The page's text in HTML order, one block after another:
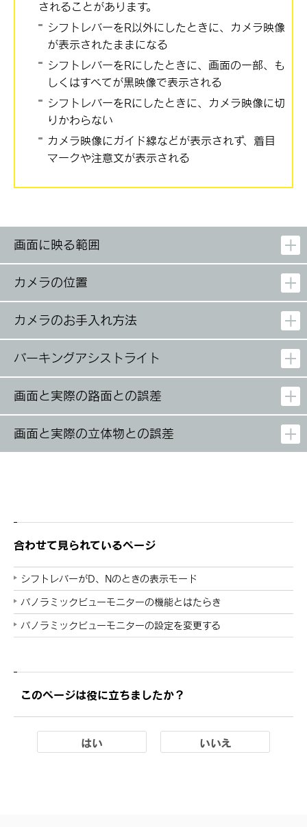
されることがあります。
シフトレバーをR以外にしたときに、カメラ映像
が表示されたままになる
シフトレバーをRにしたときに、画面の一部、も
しくはすべてが黒映像で表示される
シフトレバーをRにしたときに、カメラ映像に切
りかわらない
カメラ映像にガイド線などが表示されず、着目
マークや注意文が表示される
画面に映る範囲
カメラの位置
カメラのお手入れ方法
パーキングアシストライト
画面と実際の路面との誤差
画面と実際の立体物との誤差
合わせて見られているページ
シフトレバーがD、Nのときの表示モード
パノラミックビューモニターの機能とはたらき
パノラミックビューモニターの設定を変更する
このページは役に立ちましたか？
はい いいえ